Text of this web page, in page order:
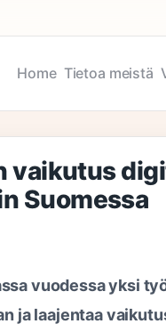
Home Tietoa meistä
vaikutus
Suomessa
vuodessa yksi
ja laajentaa